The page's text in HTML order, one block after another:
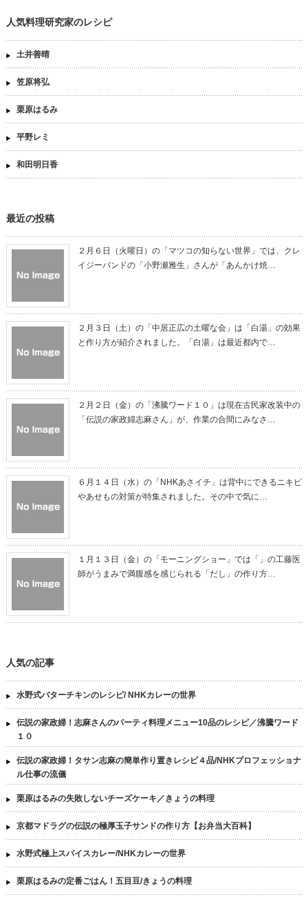
人気料理研究家のレシピ
土井善晴
笠原将弘
栗原はるみ
平野レミ
和田明日香
最近の投稿
２月６日（火曜日）の「マツコの知らない世界」では、クレ
イジーバンドの「小野瀬雅生」さんが「あんかけ焼…
２月３日（土）の「中居正広の土曜な会」は「白湯」の効果
と作り方が紹介されました。「白湯」は最近都内で…
２月２日（金）の「沸騰ワード１０」は現在古民家改装中の
「伝説の家政婦志麻さん」が、作業の合間にみなさ…
６月１４日（水）の「NHKあさイチ」は背中にできるニキビ
やあせもの対策が特集されました。その中で気に…
１月１３日（金）の「モーニングショー」では「」の工藤医
師がうまみで満腹感を感じられる「だし」の作り方…
人気の記事
水野式バターチキンのレシピ/ NHKカレーの世界
伝説の家政婦！志麻さんのパーティ料理メニュー10品のレシピ／沸騰ワード
１０
伝説の家政婦！タサン志麻の簡単作り置きレシピ４品/NHKプロフェッショナ
ル仕事の流儀
栗原はるみの失敗しないチーズケーキ／きょうの料理
京都マドラグの伝説の極厚玉子サンドの作り方【お弁当大百科】
水野式極上スパイスカレー/NHKカレーの世界
栗原はるみの定番ごはん！五目豆/きょうの料理